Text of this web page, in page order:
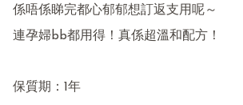
係唔係睇完都心郁郁想訂返支用呢～
連孕婦bb都用得！真係超溫和配方！
保質期：1年